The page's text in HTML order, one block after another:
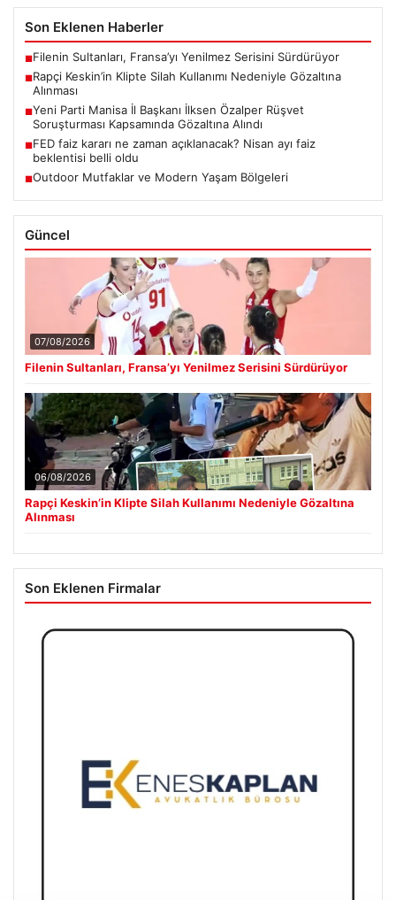
Son Eklenen Haberler
■Filenin Sultanları, Fransa’yı Yenilmez Serisini Sürdürüyor
■Rapçi Keskin’in Klipte Silah Kullanımı Nedeniyle Gözaltına
Alınması
■Yeni Parti Manisa İl Başkanı İlksen Özalper Rüşvet
Soruşturması Kapsamında Gözaltına Alındı
■FED faiz kararı ne zaman açıklanacak? Nisan ayı faiz
beklentisi belli oldu
■Outdoor Mutfaklar ve Modern Yaşam Bölgeleri
Güncel
07/08/2026
Filenin Sultanları, Fransa’yı Yenilmez Serisini Sürdürüyor
06/08/2026
Rapçi Keskin’in Klipte Silah Kullanımı Nedeniyle Gözaltına
Alınması
Son Eklenen Firmalar